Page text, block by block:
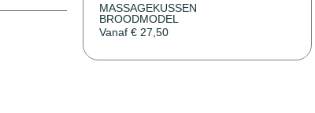
MASSAGEKUSSEN
BROODMODEL
Vanaf€ 27,50